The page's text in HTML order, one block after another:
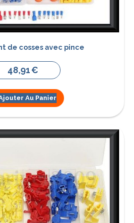
de cosses avec pince
48,91€
Au Panier